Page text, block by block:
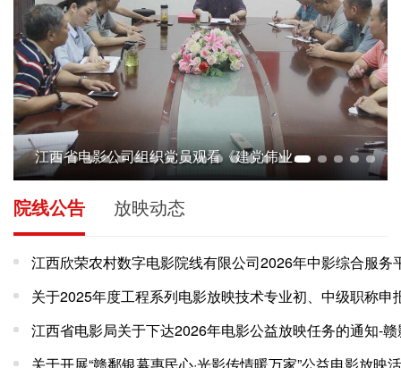
江西省电影公司组织党员观看《建党伟业》庆祝建党98周年
院线公告 放映动态